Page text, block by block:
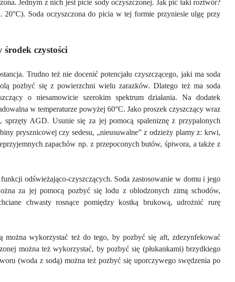
Jednym z nich jest picie sody oczyszczonej. Jak pić taki roztwór?
Soda oczyszczona do picia w tej formie przyniesie ulgę przy
środek czystości
Trudno też nie docenić potencjału czyszczącego, jaki ma soda
pozbyć się z powierzchni wielu zarazków. Dlatego też ma soda
o niesamowicie szerokim spektrum działania. Na dodatek
w temperaturze powyżej 60°C. Jako proszek czyszczący wraz
AGD. Usunie się za jej pomocą spaleniznę z przypalonych
prysznicowej czy sedesu, „nieusuwalne” z odzieży plamy z: krwi,
zapachów np. z przepoconych butów, śpiwora, a także z
odświeżająco-czyszczących. Soda zastosowanie w domu i jego
za jej pomocą pozbyć się lodu z oblodzonych zimą schodów,
chwasty rosnące pomiędzy kostką brukową, udrożnić rurę
można wykorzystać też do tego, by pozbyć się aft, zdezynfekować
można też wykorzystać, by pozbyć się (płukankami) brzydkiego
(woda z sodą) można też pozbyć się uporczywego swędzenia po